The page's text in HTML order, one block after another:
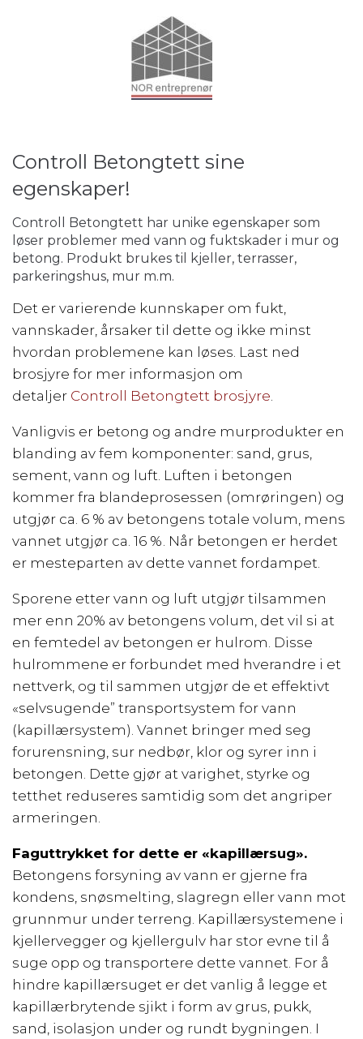
Controll Betongtett sine
egenskaper!
Controll Betongtett har unike egenskaper som
løser problemer med vann og fuktskader i mur og
betong. Produkt brukes til kjeller, terrasser,
parkeringshus, mur m.m.
Det er varierende kunnskaper om fukt,
vannskader, årsaker til dette og ikke minst
hvordan problemene kan løses. Last ned
brosjyre for mer informasjon om
detaljer Controll Betongtett brosjyre.
Vanligvis er betong og andre murprodukter en
blanding av fem komponenter: sand, grus,
sement, vann og luft. Luften i betongen
kommer fra blandeprosessen (omrøringen) og
utgjør ca. 6 % av betongens totale volum, mens
vannet utgjør ca. 16 %. Når betongen er herdet
er mesteparten av dette vannet fordampet.
Sporene etter vann og luft utgjør tilsammen
mer enn 20% av betongens volum, det vil si at
en femtedel av betongen er hulrom. Disse
hulrommene er forbundet med hverandre i et
nettverk, og til sammen utgjør de et effektivt
«selvsugende” transportsystem for vann
(kapillærsystem). Vannet bringer med seg
forurensning, sur nedbør, klor og syrer inn i
betongen. Dette gjør at varighet, styrke og
tetthet reduseres samtidig som det angriper
armeringen.
Faguttrykket for dette er «kapillærsug».
Betongens forsyning av vann er gjerne fra
kondens, snøsmelting, slagregn eller vann mot
grunnmur under terreng. Kapillærsystemene i
kjellervegger og kjellergulv har stor evne til å
suge opp og transportere dette vannet. For å
hindre kapillærsuget er det vanlig å legge et
kapillærbrytende sjikt i form av grus, pukk,
sand, isolasjon under og rundt bygningen. I